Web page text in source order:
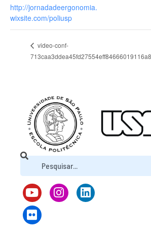
http://jornadadeergonomia.
wixsite.com/poliusp
video-conf-